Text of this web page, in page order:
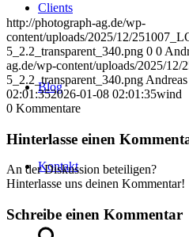
Clients
Blog
Kontakt
http://photograph-ag.de/wp-
content/uploads/2025/12/
5_2.2_transparent_340.png 0 0
ag.de/wp-content/uploads/2025/
5_2.2_transparent_340.png
02:01:352026-01-08 02:01:35wind
0 Kommentare
Hinterlasse einen
An der Diskussion beteiligen?
Hinterlasse uns deinen Kommentar!
Schreibe einen Kommentar